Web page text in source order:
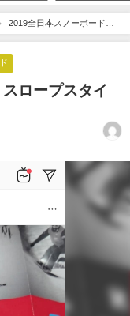
2019全日本スノーボード選
ロープスタイ